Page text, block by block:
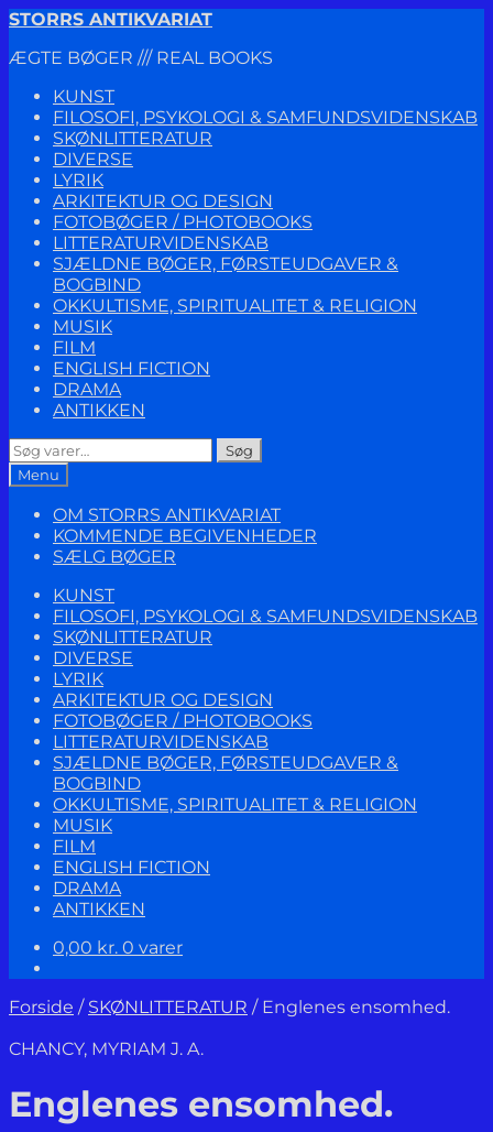
Spring
navigation
Spring
indhold
STORRS ANTIKVARIAT
ÆGTE BØGER /// REAL BOOKS
KUNST
FILOSOFI, PSYKOLOGI & SAMFUNDSVIDENSKAB
SKØNLITTERATUR
DIVERSE
LYRIK
ARKITEKTUR OG DESIGN
FOTOBØGER / PHOTOBOOKS
LITTERATURVIDENSKAB
SJÆLDNE BØGER, FØRSTEUDGAVER &
BOGBIND
OKKULTISME, SPIRITUALITET & RELIGION
MUSIK
FILM
ENGLISH FICTION
DRAMA
ANTIKKEN
Søg
efter:
Søg
Menu
OM STORRS ANTIKVARIAT
KOMMENDE BEGIVENHEDER
SÆLG BØGER
KUNST
FILOSOFI, PSYKOLOGI & SAMFUNDSVIDENSKAB
SKØNLITTERATUR
DIVERSE
LYRIK
ARKITEKTUR OG DESIGN
FOTOBØGER / PHOTOBOOKS
LITTERATURVIDENSKAB
SJÆLDNE BØGER, FØRSTEUDGAVER &
BOGBIND
OKKULTISME, SPIRITUALITET & RELIGION
MUSIK
FILM
ENGLISH FICTION
DRAMA
ANTIKKEN
0,00 kr. 0 varer
Forside / SKØNLITTERATUR / Englenes ensomhed.
CHANCY, MYRIAM J. A.
Englenes ensomhed.